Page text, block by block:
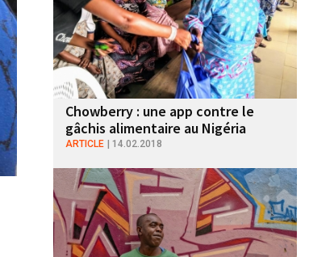
Chowberry : une app contre le
gâchis alimentaire au Nigéria
ARTICLE 14.02.2018